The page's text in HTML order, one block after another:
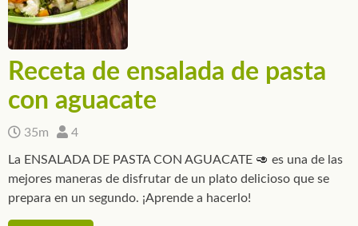
Receta de ensalada de pasta
con aguacate
35m 4
La ENSALADA DE PASTA CON AGUACATE 🥑 es una de las
mejores maneras de disfrutar de un plato delicioso que se
prepara en un segundo. ¡Aprende a hacerlo!